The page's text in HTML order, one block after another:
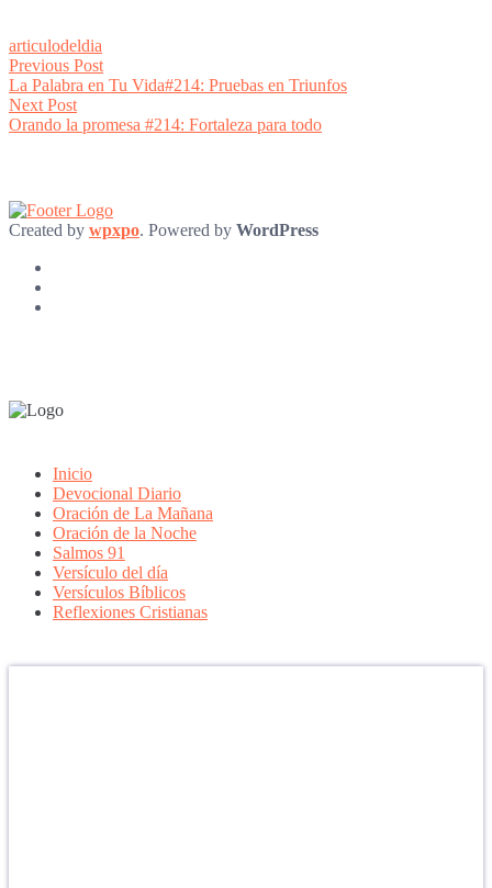
articulodeldia
Post
navigation
Previous PostPrevious
post:
La Palabra en Tu Vida#214: Pruebas en Triunfos
Next PostNext
post:
Orando la promesa #214: Fortaleza para todo
Created by wpxpo. Powered by WordPress
Inicio
Devocional Diario
Oración de La Mañana
Oración de la Noche
Salmos 91
Versículo del día
Versículos Bíblicos
Reflexiones Cristianas